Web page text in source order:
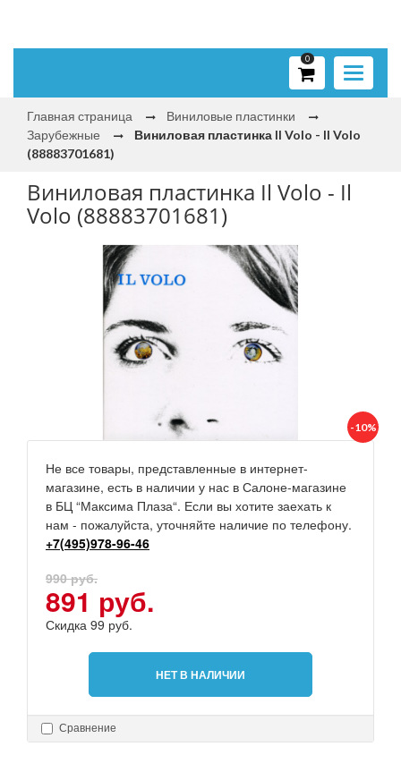
Toggle
0
Главная страница
Виниловые пластинки
Зарубежные
Виниловая пластинка Il Volo - Il Volo
(88883701681)
Виниловая пластинка Il Volo - Il
Volo (88883701681)
-10%
Не все товары, представленные в интернет-
магазине, есть в наличии у нас в Салоне-магазине
в БЦ “Максима Плаза“. Если вы хотите заехать к
нам - пожалуйста, уточняйте наличие по телефону.
+7(495)978-96-46
990 руб.
891 руб.
Скидка 99 руб.
НЕТ В НАЛИЧИИ
Сравнение